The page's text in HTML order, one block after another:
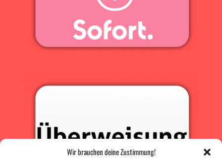
Wir brauchen deine Zustimmung!